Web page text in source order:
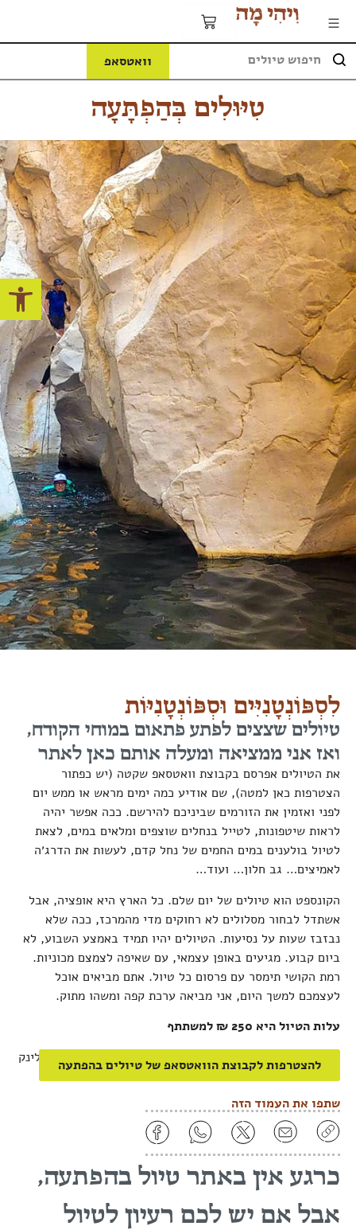
וואטסאפ
טִיּוּלִים בְּהַפְתָּעָה
כרגע אין באתר טיול בהפתעה,
אבל אם יש לכם רעיון לטיול
לִסְפּוֹנְטָנִיִּים וּסְפּוֹנְטָנִיּוֹת
טיולים שצצים לפתע פתאום במוחי הקודח,
ואז אני ממציאה ומעלה אותם כאן לאתר
את הטיולים אפרסם בקבוצת וואטסאפ שקטה (יש כפתור
הצטרפות כאן למטה), שם אודיע כמה ימים מראש או ממש יום
לפני ואזמין את הזורמים שביניכם להירשם. ככה אפשר יהיה
לראות שיטפונות, לטייל בנחלים שוצפים ומלאים במים, לצאת
לטיול בולענים במים החמים של נחל קדם, לעשות את הדרג׳ה
לאמיצים… גב חלון… ועוד…
הקונספט הוא טיולים של יום שלם. כל הארץ היא אופציה, אבל
אשתדל לבחור מסלולים לא רחוקים מדי מהמרכז, ככה שלא
נבזבז שעות על נסיעות. הטיולים יהיו תמיד באמצע השבוע, לא
ביום קבוע. מגיעים באופן עצמאי, עם שאיפה לצמצם מכוניות.
רמת הקושי תימסר עם פרסום כל טיול. אתם מביאים אוכל
לעצמכם למשך היום, אני מביאה ערכת קפה ומשהו מתוק.
עלות הטיול היא 250 ₪ למשתתף
פרטי כל טיול יפורסמו בקבוצת הוואטסאפ השקטה, יחד עם לינק
להרשמה.
להצטרפות לקבוצת הוואטסאפ של טיולים בהפתעה
שתפו את העמוד הזה